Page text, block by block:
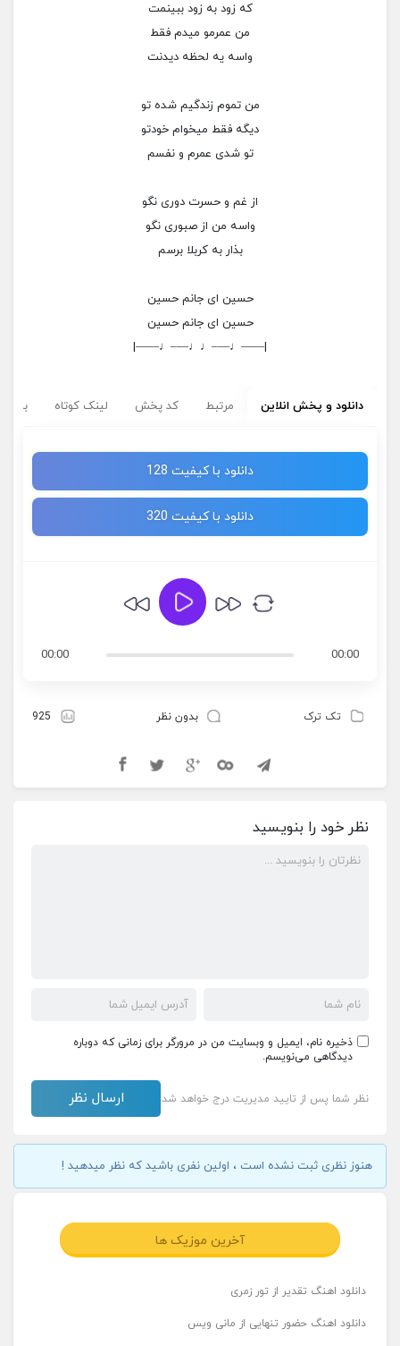
که زود به زود ببینمت
من عمرمو میدم فقط
واسه یه لحظه دیدنت
من تموم زندگیم شده تو
دیگه فقط میخوام خودتو
تو شدی عمرم و نفسم
از غم و حسرت دوری نگو
واسه من از صبوری نگو
بذار به کربلا برسم
حسین ای جانم حسین
حسین ای جانم حسین
|——♩—–♩♩—–♩——|
دانلود و پخش انلاین مرتبط کد پخش لینک کوتاه
دانلود با کیفیت 128
دانلود با کیفیت 320
00:00
00:00
تک ترک بدون نظر 925
نظر خود را بنویسید
ذخیره نام، ایمیل و وبسایت من در مرورگر برای زمانی که دوباره
دیدگاهی می‌نویسم.
نظر شما پس از تایید مدیریت درج خواهد شد
هنوز نظری ثبت نشده است ، اولین نفری باشید که نظر میدهید !
آخرین موزیک ها
دانلود اهنگ تقدیر از تور زمری
دانلود اهنگ حضور تنهایی از مانی ویس